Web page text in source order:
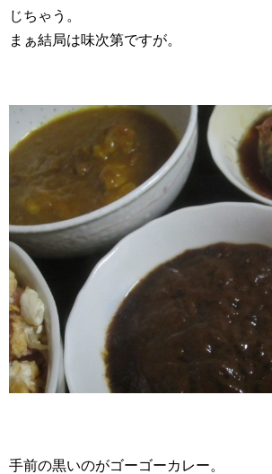
じちゃう。
まぁ結局は味次第ですが。
手前の黒いのがゴーゴーカレー。